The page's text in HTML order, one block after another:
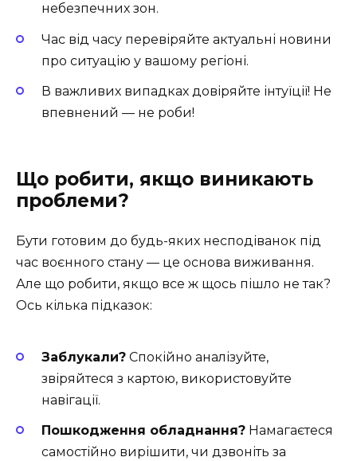
небезпечних зон.
Час від часу перевіряйте актуальні новини
про ситуацію у вашому регіоні.
В важливих випадках довіряйте інтуїції! Не
впевнений — не роби!
Що робити, якщо виникають
проблеми?
Бути готовим до будь-яких несподіванок під
час воєнного стану — це основа виживання.
Але що робити, якщо все ж щось пішло не так?
Ось кілька підказок:
Заблукали? Спокійно аналізуйте,
звіряйтеся з картою, використовуйте
навігації.
Пошкодження обладнання? Намагаєтеся
самостійно вирішити, чи дзвоніть за